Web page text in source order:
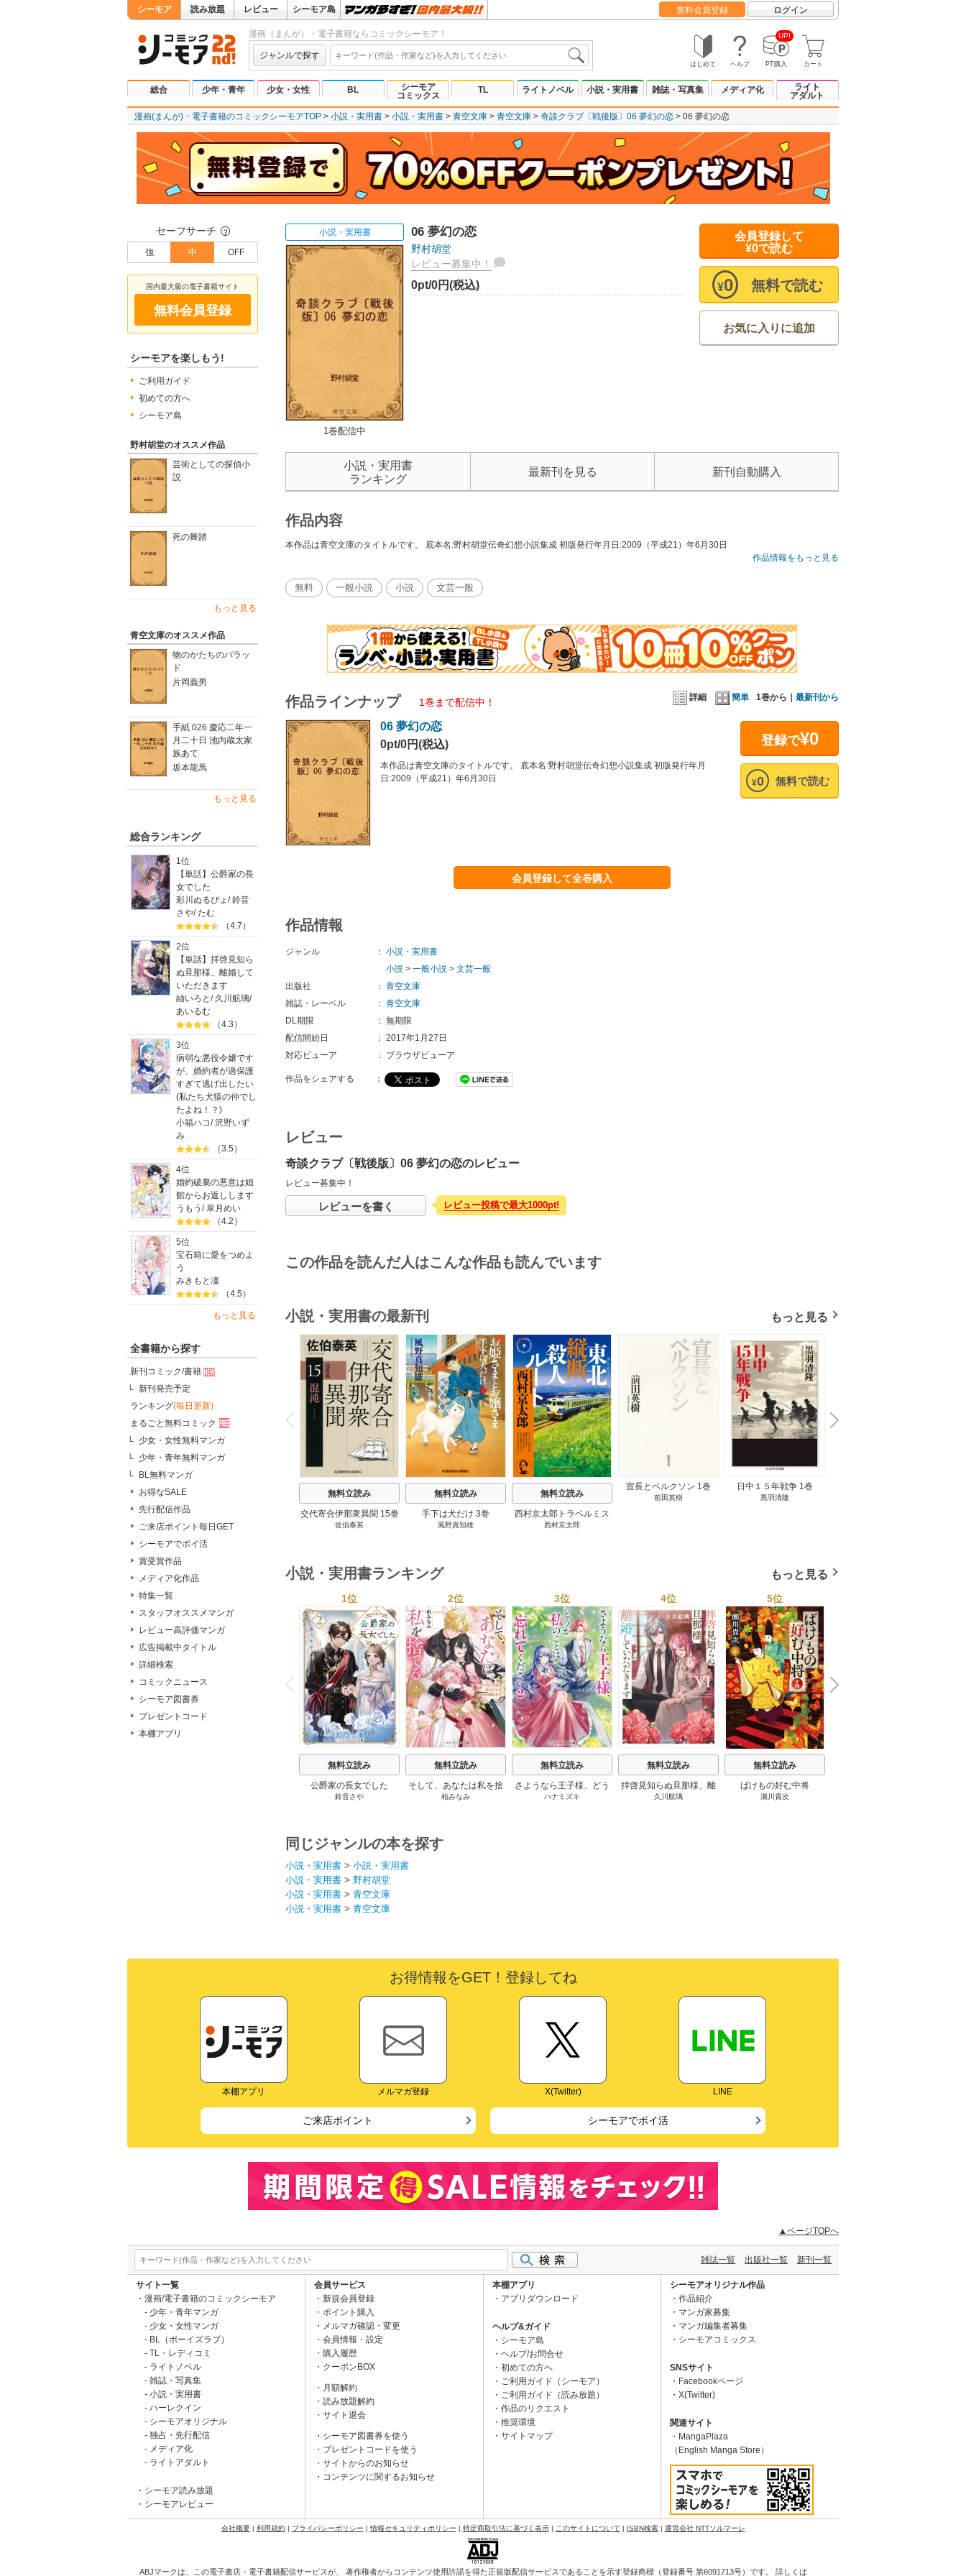
シーモア 読み放題 レビュー シーモア島 無料会員登録 ログイン
漫画（まんが）・電子書籍ならコミックシーモア！
ジャンルで探す
はじめて ヘルプ
UP!
PT購入 カート
総合 少年・青年 少女・女性 BL
シーモア
コミックス
TL ライトノベル 小説・実用書 雑誌・写真集 メディア化
ライト
アダルト
漫画(まんが)・電子書籍のコミックシーモアTOP 小説・実用書 小説・実用書 青空文庫 青空文庫 奇談クラブ〔戦後版〕06 夢幻の恋 06 夢幻の恋
セーフサーチ ？
強 中 OFF
国内最大級の電子書籍サイト
無料会員登録
シーモアを楽しもう!
ご利用ガイド
初めての方へ
シーモア島
野村胡堂のオススメ作品
芸術としての探偵小
説
死の舞踏
もっと見る
青空文庫のオススメ作品
物のかたちのバラッ
ド
片岡義男
手紙 026 慶応二年一
月二十日 池内蔵太家
族あて
坂本龍馬
もっと見る
総合ランキング
1位
【単話】公爵家の長
女でした
彩川ぬるぴょ /鈴音
さや/たむ
（4.7）
2位
【単話】拝啓見知ら
ぬ旦那様、離婚して
いただきます
紬いろと / 久川航璃/
あいるむ
（4.3）
3位
病弱な悪役令嬢です
が、婚約者が過保護
すぎて逃げ出したい
(私たち犬猿の仲でし
たよね！？)
小箱ハコ/沢野いず
み
（3.5）
4位
婚約破棄の悪意は娼
館からお返しします
うもう /皐月めい
（4.2）
5位
宝石箱に愛をつめよ
う
みきもと凜
（4.5）
もっと見る
全書籍から探す
新刊コミック/書籍
新刊発売予定
ランキング(毎日更新)
まるごと無料コミック
少女・女性無料マンガ
少年・青年無料マンガ
BL無料マンガ
お得なSALE
先行配信作品
ご来店ポイント毎日GET
シーモアでポイ活
賞受賞作品
メディア化作品
特集一覧
スタッフオススメマンガ
レビュー高評価マンガ
広告掲載中タイトル
詳細検索
コミックニュース
シーモア図書券
プレゼントコード
本棚アプリ
小説・実用書
1巻配信中
06 夢幻の恋
野村胡堂
レビュー募集中！
0pt/0円(税込)
会員登録して
¥0で読む
無料で読む
¥0
お気に入りに追加
小説・実用書
ランキング
最新刊を見る 新刊自動購入
作品内容
本作品は青空文庫のタイトルです。 底本名:野村胡堂伝奇幻想小説集成 初版発行年月日:2009（平成21）年6月30日
作品情報をもっと見る
無料 一般小説 小説 文芸一般
詳細 簡単 1巻から｜ 最新刊から
作品ラインナップ 1巻まで配信中！
登録で¥0
無料で読む
¥0
06 夢幻の恋
0pt/0円(税込)
本作品は青空文庫のタイトルです。 底本名:野村胡堂伝奇幻想小説集成 初版発行年月
日:2009（平成21）年6月30日
会員登録して全巻購入
作品情報
ジャンル ： 小説・実用書
小説 > 一般小説 > 文芸一般
出版社
： 青空文庫
雑誌・レーベル
： 青空文庫
DL期限
： 無期限
配信開始日
： 2017年1月27日
対応ビューア
： ブラウザビューア
作品をシェアする ：
レビュー
奇談クラブ〔戦後版〕06 夢幻の恋のレビュー
レビュー募集中！
レビューを書く レビュー投稿で最大1000pt!
この作品を読んだ人はこんな作品も読んでいます
小説・実用書の最新刊 もっと見る
P
r
e
i
o
u
s
無料立読み
交代寄合伊那衆異聞 15巻
佐伯泰英
無料立読み
手下は犬だけ 3巻
風野真知雄
無料立読み
西村京太郎トラベルミス
テリー・セレクション 2
西村京太郎
宣長とベルクソン 1巻
前田英樹
日中１５年戦争 1巻
黒羽清隆
N
e
x
t
小説・実用書ランキング もっと見る
P
r
e
v
i
o
u
s
1位
無料立読み
公爵家の長女でした
鈴音さや
2位
無料立読み
そして、あなたは私を捨
てる
柏みなみ
3位
無料立読み
さようなら王子様、どう
か私のことは忘れてくだ
ハナミズキ
4位
無料立読み
拝啓見知らぬ旦那様、離
婚していただきます
久川航璃
5位
無料立読み
ばけもの好む中将
瀬川貴次
N
e
x
t
同じジャンルの本を探す
小説・実用書 > 小説・実用書
小説・実用書 > 野村胡堂
小説・実用書 > 青空文庫
小説・実用書 > 青空文庫
お得情報をGET！登録してね
本棚アプリ メルマガ登録 X(Twitter) LINE
ご来店ポイント シーモアでポイ活
▲ページTOPへ
雑誌一覧 出版社一覧 新刊一覧
サイト一覧
漫画/電子書籍のコミックシーモア
少年・青年マンガ
少女・女性マンガ
BL（ボーイズラブ）
TL・レディコミ
ライトノベル
雑誌・写真集
小説・実用書
ハーレクイン
シーモアオリジナル
独占・先行配信
メディア化
ライトアダルト
シーモア読み放題
シーモアレビュー
会員サービス
新規会員登録
ポイント購入
メルマガ確認・変更
会員情報・設定
購入履歴
クーポンBOX
月額解約
読み放題解約
サイト退会
シーモア図書券を使う
プレゼントコードを使う
サイトからのお知らせ
コンテンツに関するお知らせ
本棚アプリ
アプリダウンロード
ヘルプ&ガイド
シーモア島
ヘルプ/お問合せ
初めての方へ
ご利用ガイド（シーモア）
ご利用ガイド（読み放題）
作品のリクエスト
推奨環境
サイトマップ
シーモアオリジナル作品
作品紹介
マンガ家募集
マンガ編集者募集
シーモアコミックス
SNSサイト
Facebookページ
X(Twitter)
関連サイト
MangaPlaza
（English Manga Store）
会社概要| 利用規約| プライバシーポリシー | 情報セキュリティポリシー | 特定商取引法に基づく表示| このサイトについて | ISBN検索| 運営会社 NTTソルマーレ
ABJマークは、この電子書店・電子書籍配信サービスが、 著作権者からコンテンツ使用許諾を得た正規版配信サービスであることを示す登録商標（登録番号 第6091713号）です。 詳しくは